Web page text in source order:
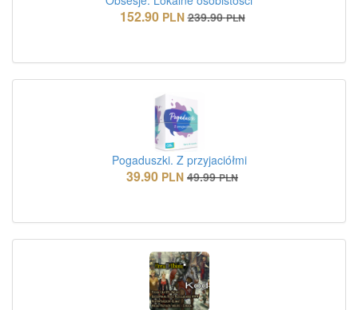
152.90 PLN 239.90 PLN
Pogaduszki. Z przyjaciółmi
39.90 PLN 49.99 PLN